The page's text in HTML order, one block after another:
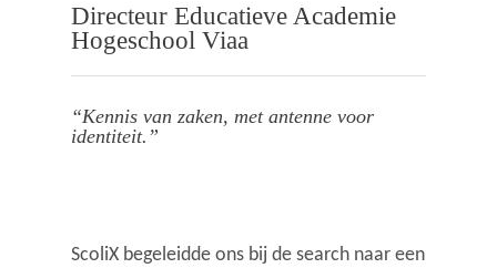
Directeur Educatieve Academie
Hogeschool Viaa
“Kennis van zaken, met antenne voor
identiteit.”
ScoliX begeleidde ons bij de search naar een